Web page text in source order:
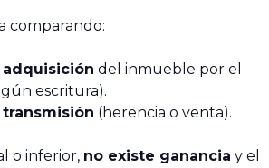
comparando:
del inmueble por el
escritura).
(herencia o venta).
o inferior, no existe ganancia y el